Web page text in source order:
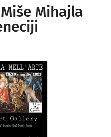
Mihajla